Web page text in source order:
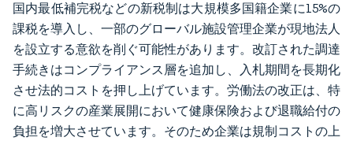
国内最低補完税などの新税制は大規模多国籍企業に15%の
課税を導入し、一部のグローバル施設管理企業が現地法人
を設立する意欲を削ぐ可能性があります。改訂された調達
手続きはコンプライアンス層を追加し、入札期間を長期化
させ法的コストを押し上げています。労働法の改正は、特
に高リスクの産業展開において健康保険および退職給付の
負担を増大させています。そのため企業は規制コストの上